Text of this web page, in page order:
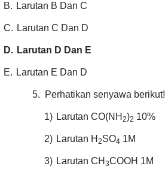
B. Larutan B Dan C
C. Larutan C Dan D
D. Larutan D Dan E
E. Larutan E Dan D
5. Perhatikan senyawa berikut!
1) Larutan CO(NH 2)2 10%
2) Larutan H 2SO4 1M
3) Larutan CH 3COOH 1M